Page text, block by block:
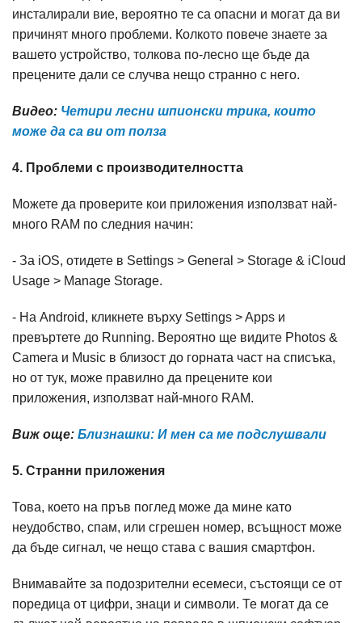
инсталирали вие, вероятно те са опасни и могат да ви
причинят много проблеми. Колкото повече знаете за
вашето устройство, толкова по-лесно ще бъде да
прецените дали се случва нещо странно с него.
Видео: Четири лесни шпионски трика, които
може да са ви от полза
4. Проблеми с производителността
Можете да проверите кои приложения използват най-
много RAM по следния начин:
- За iOS, отидете в Settings > General > Storage & iCloud
Usage > Manage Storage.
- На Android, кликнете върху Settings > Apps и
превъртете до Running. Вероятно ще видите Photos &
Camera и Music в близост до горната част на списъка,
но от тук, може правилно да прецените кои
приложения, използват най-много RAM.
Виж още: Близнашки: И мен са ме подслушвали
5. Странни приложения
Това, което на пръв поглед може да мине като
неудобство, спам, или сгрешен номер, всъщност може
да бъде сигнал, че нещо става с вашия смартфон.
Внимавайте за подозрителни есемеси, състоящи се от
поредица от цифри, знаци и символи. Те могат да се